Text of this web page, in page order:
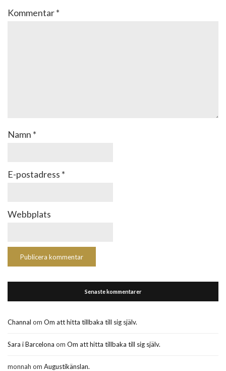
Kommentar*
Namn *
E-postadress *
Webbplats
Senaste kommentarer
Channal om Om att hitta tillbaka till sig själv.
Sara i Barcelona om Om att hitta tillbaka till sig själv.
monnah om Augustikänslan.